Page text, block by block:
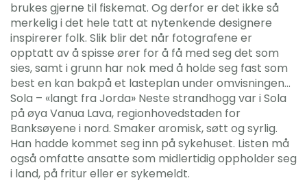
brukes gjerne til fiskemat. Og derfor er det ikke så
merkelig i det hele tatt at nytenkende designere
inspirerer folk. Slik blir det når fotografene er
opptatt av å spisse ører for å få med seg det som
sies, samt i grunn har nok med å holde seg fast som
best en kan bakpå et lasteplan under omvisningen…
Sola – «langt fra Jorda» Neste strandhogg var i Sola
på øya Vanua Lava, regionhovedstaden for
Banksøyene i nord. Smaker aromisk, søtt og syrlig.
Han hadde kommet seg inn på sykehuset. Listen må
også omfatte ansatte som midlertidig oppholder seg
i land, på fritur eller er sykemeldt.